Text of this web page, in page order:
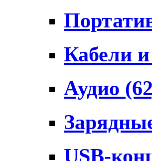
Кабели
Аудио
USB-